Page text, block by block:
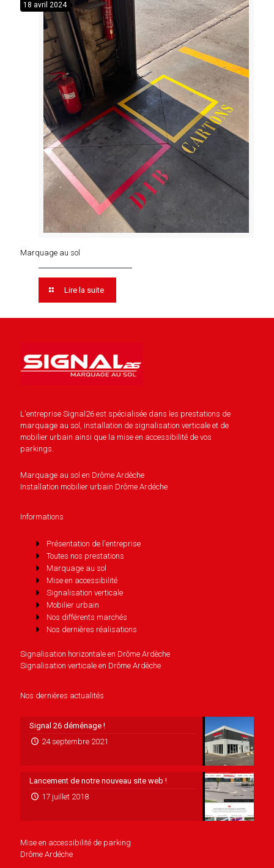
18 avril 2024
Marquage au sol
Lire la suite
L'entreprise Signal26 est spécialisée dans les prestations de
marquage au sol, installation de signalisation verticale et de
mobilier urbain ainsi que la mise en accessibilité de vos
parkings.
Marquage au sol en Drôme Ardèche
Installation mobilier urbain Drôme Ardéche
Informations
Présentation de l'entreprise
Toutes nos prestations
Marquage au sol
Mise en accessibilité
Signalisation verticale
Mobilier urbain
Nos différents marchés
Nos dernières réalisations
Signalisation horizontale en Drôme Ardèche
Signalisation verticale en Drôme Ardèche
Nos dernières actualités
Signal 26 déménage !
24 septembre 2021
Lancement de notre nouveau site web !
17 juillet 2018
Mise en accessibilité de parking
Drôme Ardéche